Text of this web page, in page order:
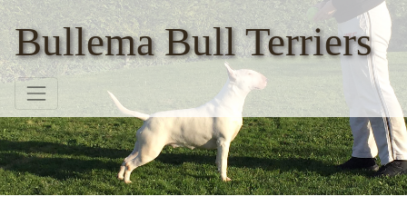
Bullema Bull Terriers